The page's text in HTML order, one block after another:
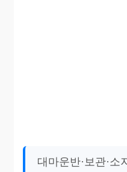
대마운반·보관·